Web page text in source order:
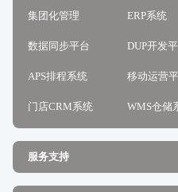
集团化管理 ERP系统
数据同步平台 DUP开发
APS排程系统 移动运营
门店CRM系统 WMS仓储
服务支持